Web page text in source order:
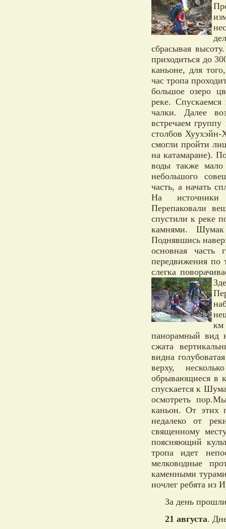
сбрасывая
приходиться до
каньоне, для
час тропа
большое озеро
реке. Спускаемся
чалки. Далее
встречаем
столбов Хуухэйн-
смогли пройти
на катамаране).
воды также мало
небольшого
часть, а начать
На источники
Перепаковали
спустили к реке
камнями.
Поднявшись
основная часть
передвижения по
слегка
панорамный вид
сжата
видна
верху,
обрывающиеся в
спускается к
осмотреть
каньон. От этих
недалеко от
священному
поясняющий
тропа идет
мелководные
каменными
ночлег ребята из
За день
21 августа.